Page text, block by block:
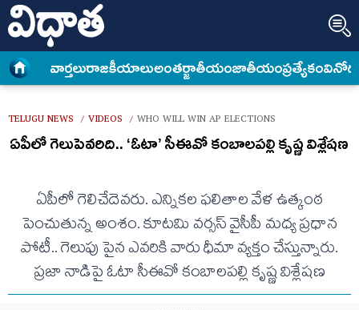
వార్త‌లురాజకీయాలుఅంత‌ర్జాతీయంజాతీయంప్రత్యేకం
TELUGU NEWS / VIDEOS / WHO WILL WIN AP ELECTIONS
ఏపీలో గెలుపెవరిది.. ‘ఓటా’ సీఈవో కంబాలపల్లి కృష్ణ విశ్లేష‌ణ‌
ఏపీలో గెలిచేదెవరు. ఎన్నిక‌ల ఫ‌లితాల‌ వేళ ఉత్కంఠ
పెంచుతున్న అంశం. కూటమి వర్సస్ వైసీపీ మధ్య ప్రధాన
పోటీ.. గెలుపు పైన ఎవరికి వారు ధీమా వ్యక్తం చేస్తున్నారు.
ప్రజా నాడిపై ఓటా సీఈవో కంబాలపల్లి కృష్ణ విశ్లేష‌ణ‌